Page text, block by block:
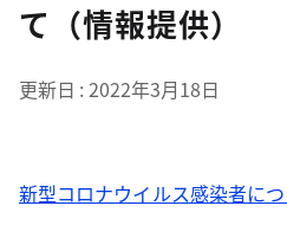
て（情報提供）
更新日 2022年3月18日
新型コロナウイルス感染者につ